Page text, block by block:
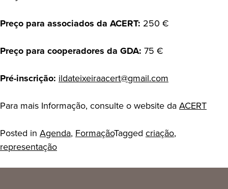
Preço para associados da ACERT: 250 €
Preço para cooperadores da GDA: 75 €
Pré-inscrição: ildateixeiraacert@gmail.com
Para mais Informação, consulte o website daACERT
Posted in Agenda, FormaçãoTagged criação,
representação